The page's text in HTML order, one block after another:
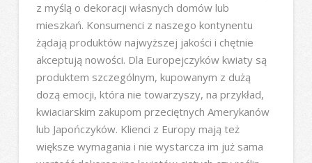
z myślą o dekoracji własnych domów lub
mieszkań. Konsumenci z naszego kontynentu
żądają produktów najwyższej jakości i chętnie
akceptują nowości. Dla Europejczyków kwiaty są
produktem szczególnym, kupowanym z dużą
dozą emocji, która nie towarzyszy, na przykład,
kwiaciarskim zakupom przeciętnych Amerykanów
lub Japończyków. Klienci z Europy mają też
większe wymagania i nie wystarcza im już sama